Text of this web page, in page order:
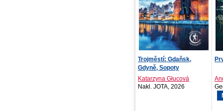
Trojměstí: Gdaňsk,
Gdyně, Sopoty
Katarzyna Głucová
Nakl. JOTA, 2026